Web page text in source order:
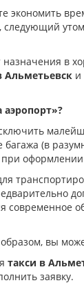
в
Альметьевск и
(в
при оформлении
вы
такси в
заявку.